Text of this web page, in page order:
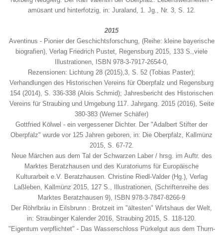
amüsant und hinterfotzig, in: Juraland, 1. Jg., Nr. 3, S. 12.
2015
Aventinus - Pionier der Geschichtsforschung, (Reihe: kleine bayerische
biografien), Verlag Friedrich Pustet, Regensburg 2015, 133 S.,viele
Illustrationen, ISBN 978-3-7917-2654-0,
Rezensionen: Lichtung 28 (2015),3, S. 52 (Tobias Paster);
Verhandlungen des Historischen Vereins für Oberpfalz und Regensburg
154 (2014), S. 336-338 (Alois Schmid); Jahresbericht des Historischen
Vereins für Straubing und Umgebung 117. Jahrgang. 2015 (2016), Seite
380-383 (Werner Schäfer)
Gottfried Kölwel - ein vergessener Dichter. Der "Adalbert Stifter der
Oberpfalz" wurde vor 125 Jahren geboren, in: Die Oberpfalz, Kallmünz
2015, S. 67-72.
Neue Märchen aus dem Tal der Schwarzen Laber / hrsg. im Auftr. des
Marktes Beratzhausen und des Kuratoriums für Europäische
Kulturarbeit e.V. Beratzhausen. Christine Riedl-Valder (Hg.), Verlag
Laßleben, Kallmünz 2015, 127 S., Illustrationen, (Schriftenreihe des
Marktes Beratzhausen 9), ISBN 978-3-7847-8266-9
Der Röhrlbräu in Eilsbrunn : Brotzeit im "ältesten" Wirtshaus der Welt,
in: Straubinger Kalender 2016, Straubing 2015, S. 118-120.
"Eigentum verpflichtet" - Das Wasserschloss Pürkelgut aus dem Thurn-